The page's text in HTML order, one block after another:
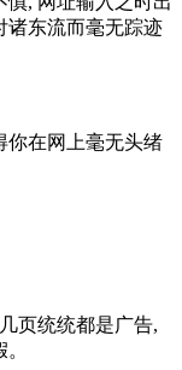
诸东流而毫无踪迹
你在网上毫无头绪
页统统都是广告,